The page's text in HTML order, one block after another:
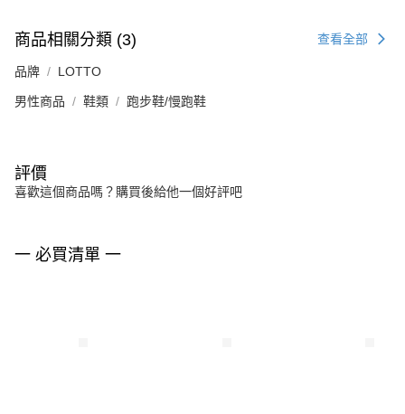
商品相關分類 (3) 查看全部
品牌 LOTTO
男性商品 鞋類 跑步鞋/慢跑鞋
評價
喜歡這個商品嗎？購買後給他一個好評吧
一 必買清單 一